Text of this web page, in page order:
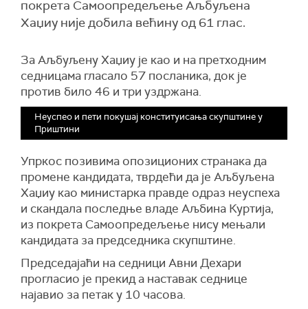
покрета Самоопредељење Аљбуљена
Хаџиу није добила већину од 61 глас.
За Аљбуљену Хаџиу је као и на претходним
седницама гласало 57 посланика, док је
против било 46 и три уздржана.
Неуспео и пети покушај конституисања скупштине у
Приштини
Упркос позивима опозиционих странака да
промене кандидата, тврдећи да је Аљбуљена
Хаџиу као министарка правде одраз неуспеха
и скандала последње владе Аљбина Куртија,
из покрета Самоопредељење нису мењали
кандидата за председника скупштине.
Председајаћи на седници Авни Дехари
прогласио је прекид а наставак седнице
најавио за петак у 10 часова.